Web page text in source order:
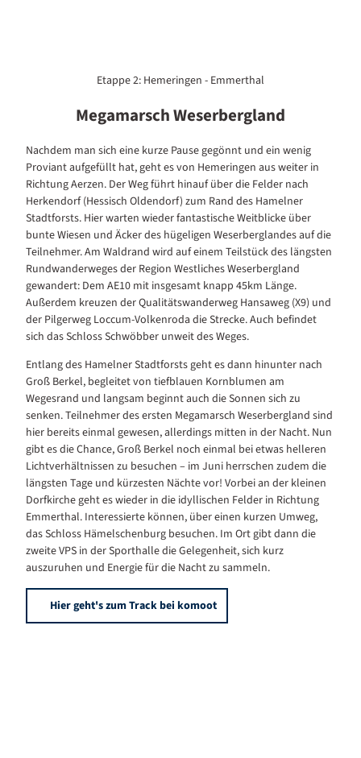
Etappe 2: Hemeringen - Emmerthal
Megamarsch Weserbergland
Nachdem man sich eine kurze Pause gegönnt und ein wenig
Proviant aufgefüllt hat, geht es von Hemeringen aus weiter in
Richtung Aerzen. Der Weg führt hinauf über die Felder nach
Herkendorf (Hessisch Oldendorf) zum Rand des Hamelner
Stadtforsts. Hier warten wieder fantastische Weitblicke über
bunte Wiesen und Äcker des hügeligen Weserberglandes auf die
Teilnehmer. Am Waldrand wird auf einem Teilstück des längsten
Rundwanderweges der Region Westliches Weserbergland
gewandert: Dem AE10 mit insgesamt knapp 45km Länge.
Außerdem kreuzen der Qualitätswanderweg Hansaweg (X9) und
der Pilgerweg Loccum-Volkenroda die Strecke. Auch befindet
sich das Schloss Schwöbber unweit des Weges.
Entlang des Hamelner Stadtforsts geht es dann hinunter nach
Groß Berkel, begleitet von tiefblauen Kornblumen am
Wegesrand und langsam beginnt auch die Sonnen sich zu
senken. Teilnehmer des ersten Megamarsch Weserbergland sind
hier bereits einmal gewesen, allerdings mitten in der Nacht. Nun
gibt es die Chance, Groß Berkel noch einmal bei etwas helleren
Lichtverhältnissen zu besuchen – im Juni herrschen zudem die
längsten Tage und kürzesten Nächte vor! Vorbei an der kleinen
Dorfkirche geht es wieder in die idyllischen Felder in Richtung
Emmerthal. Interessierte können, über einen kurzen Umweg,
das Schloss Hämelschenburg besuchen. Im Ort gibt dann die
zweite VPS in der Sporthalle die Gelegenheit, sich kurz
auszuruhen und Energie für die Nacht zu sammeln.
Hier geht's zum Track bei komoot